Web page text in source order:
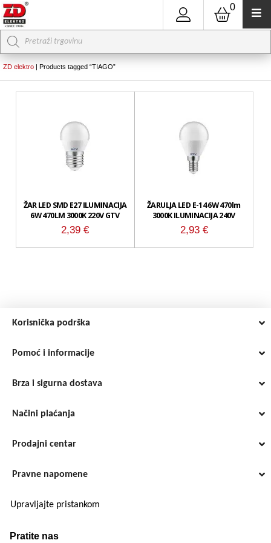
0
Products
search
ZD elektro | Products tagged “TIAGO”
ŽAR LED SMD E27 ILUMINACIJA
6W 470LM 3000K 220V GTV
2,39€
ŽARULJA LED E-14 6W 470lm
3000K ILUMINACIJA 240V
2,93 €
Korisnička podrška
Pomoć i informacije
Brza i sigurna dostava
Načini plaćanja
Prodajni centar
Pravne napomene
Upravljajte pristankom
Pratite nas